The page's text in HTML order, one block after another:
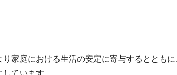
家庭における生活の安定に寄与するととも
ています。